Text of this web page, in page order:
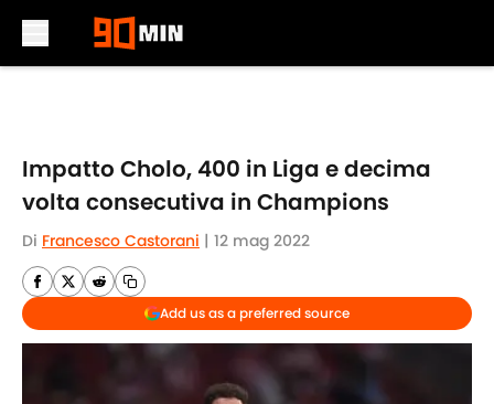
Impatto Cholo, 400 in Liga e decima
volta consecutiva in Champions
Di Francesco Castorani | 12 mag 2022
Add us as a preferred source